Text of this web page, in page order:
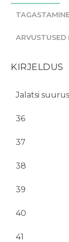
ARVUSTUSED
KIRJELDUS
Jalatsi suurus
36
37
38
39
40
41